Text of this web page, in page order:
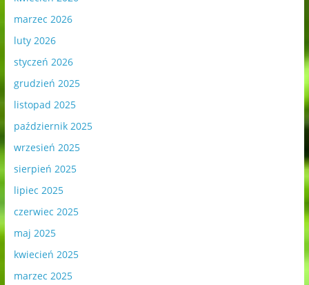
marzec 2026
luty 2026
styczeń 2026
grudzień 2025
listopad 2025
październik 2025
wrzesień 2025
sierpień 2025
lipiec 2025
czerwiec 2025
maj 2025
kwiecień 2025
marzec 2025